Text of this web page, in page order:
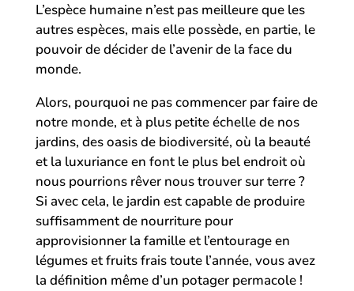
L’espèce humaine n’est pas meilleure que les
autres espèces, mais elle possède, en partie, le
pouvoir de décider de l’avenir de la face du
monde.
Alors, pourquoi ne pas commencer par faire de
notre monde, et à plus petite échelle de nos
jardins, des oasis de biodiversité, où la beauté
et la luxuriance en font le plus bel endroit où
nous pourrions rêver nous trouver sur terre ?
Si avec cela, le jardin est capable de produire
suffisamment de nourriture pour
approvisionner la famille et l’entourage en
légumes et fruits frais toute l’année, vous avez
la définition même d’un potager permacole !